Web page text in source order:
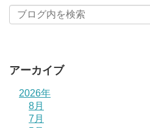
アーカイブ
2026年
8月
7月